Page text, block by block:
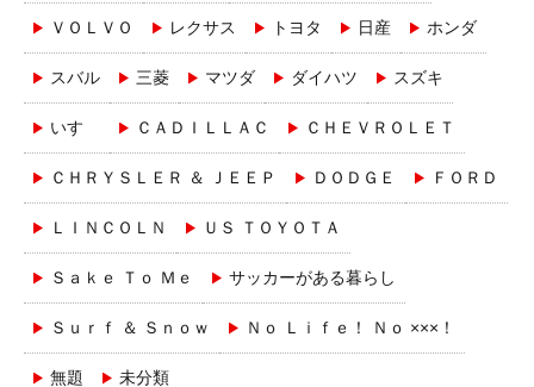
ＶＯＬＶＯ レクサス トヨタ 日産 ホンダ
スバル 三菱 マツダ ダイハツ スズキ
いすゞ ＣＡＤＩＬＬＡＣ ＣＨＥＶＲＯＬＥＴ
ＣＨＲＹＳＬＥＲ ＆ ＪＥＥＰ ＤＯＤＧＥ ＦＯＲＤ
ＬＩＮＣＯＬＮ ＵＳ ＴＯＹＯＴＡ
Ｓａｋｅ Ｔｏ Ｍｅ サッカーがある暮らし
Ｓｕｒｆ ＆ Ｓｎｏｗ Ｎｏ Ｌｉｆｅ！ Ｎｏ ×××！
無題 未分類